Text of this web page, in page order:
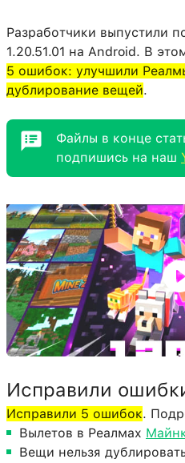
Разработчики выпустили
1.20.51.01 на Android. В
5 ошибок: улучшили
дублирование вещей.
Файлы в конце
подпишись на наш
Исправили
Исправили 5 ошибок.
Вылетов в Реалмах
Вещи нельзя